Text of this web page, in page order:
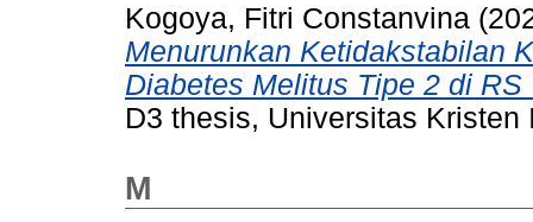
Kogoya, Fitri Constanvina
Menurunkan Ketidakstabilan
Diabetes Melitus Tipe 2 di
D3 thesis, Universitas Kristen
M